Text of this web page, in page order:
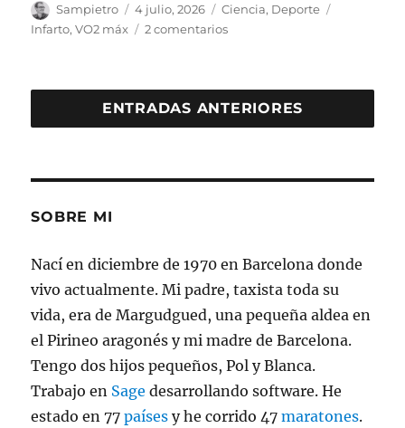
Autor
Sampietro
Publicado
el
4 julio, 2026 Categorías
Ciencia, Deporte
Infarto,VO2 máx 2 comentariosen
sub
ENTRADAS ANTERIORES
SOBRE MI
Nací en diciembre de 1970 en Barcelona donde
vivo actualmente. Mi padre, taxista toda su
vida, era de Margudgued, una pequeña aldea en
el Pirineo aragonés y mi madre de Barcelona.
Tengo dos hijos pequeños, Pol y Blanca.
Trabajo en Sage desarrollando software. He
estado en 77países y he corrido 47maratones.